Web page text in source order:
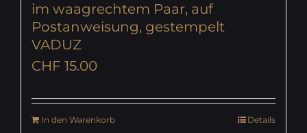
im waagrechtem Paar, auf
Postanweisung, gestempelt
VADUZ
CHF 15.00
In den Warenkorb
Details